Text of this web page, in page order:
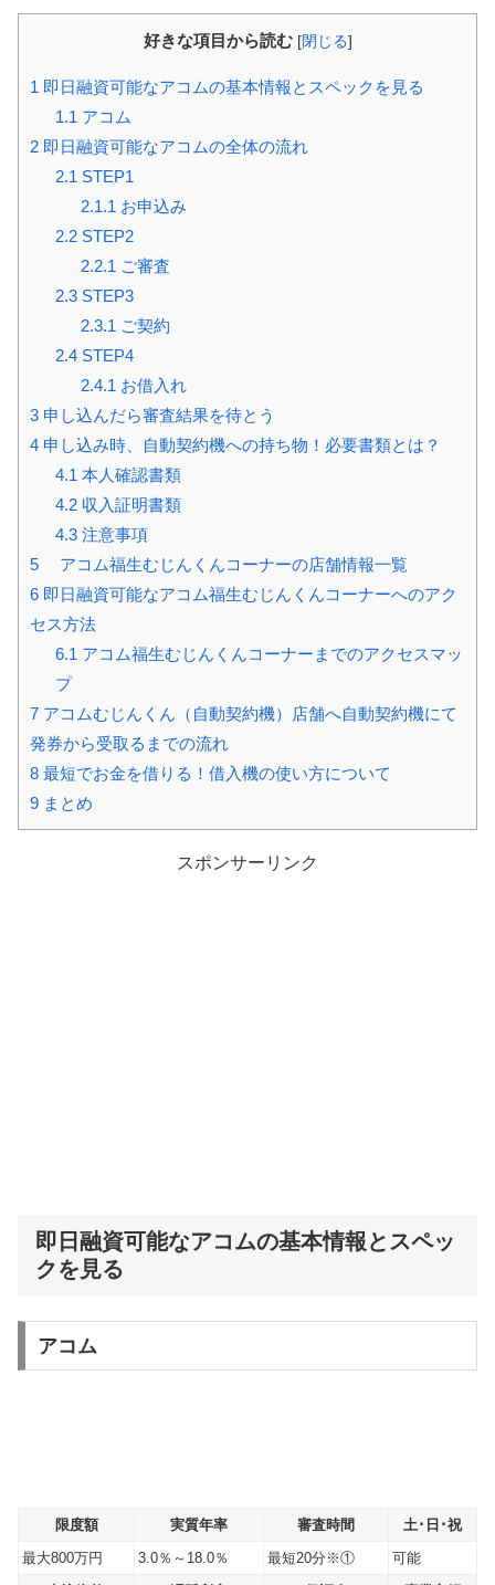
好きな項目から読む [閉じる]
1 即日融資可能なアコムの基本情報とスペックを見る
1.1 アコム
2 即日融資可能なアコムの全体の流れ
2.1 STEP1
2.1.1 お申込み
2.2STEP2
2.2.1 ご審査
2.3STEP3
2.3.1 ご契約
2.4STEP4
2.4.1 お借入れ
3 申し込んだら審査結果を待とう
4 申し込み時、自動契約機への持ち物！必要書類とは？
4.1 本人確認書類
4.2収入証明書類
4.3注意事項
5 アコム福生むじんくんコーナーの店舗情報一覧
6 即日融資可能なアコム福生むじんくんコーナーへのアク
セス方法
6.1 アコム福生むじんくんコーナーまでのアクセスマッ
プ
7 アコムむじんくん（自動契約機）店舗へ自動契約機にて
発券から受取るまでの流れ
8 最短でお金を借りる！借入機の使い方について
9 まとめ
スポンサーリンク
即日融資可能なアコムの基本情報とスペッ
クを見る
アコム
限度額 実質年率 審査時間
土･日･祝
最大800万円
3.0％～18.0％ 最短20分※①
可能